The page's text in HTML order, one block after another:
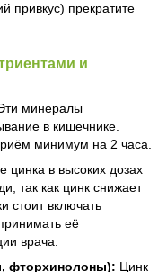
привкус) прекратите
и
минералы
в кишечнике.
минимум на 2 часа.
цинка в высоких дозах
так как цинк снижает
стоит включать
её
врача.
фторхинолоны): Цинк